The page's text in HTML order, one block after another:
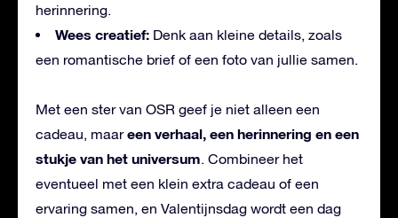
herinnering.
Wees creatief: Denk aan kleine details, zoals
een romantische brief of een foto van jullie samen.
Met een ster van OSR geef je niet alleen een
cadeau, maareen verhaal, een herinnering en een
stukje van het universum. Combineer het
eventueel met een klein extra cadeau of een
ervaring samen, en Valentijnsdag wordt een dag